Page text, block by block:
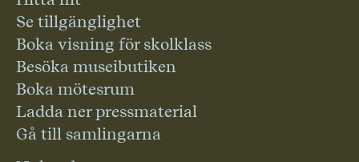
Se tillgänglighet
Boka visning för skolklass
Besöka museibutiken
Boka mötesrum
Ladda ner pressmaterial
Gå till samlingarna